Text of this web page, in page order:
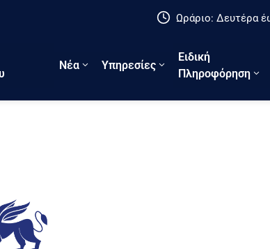
Ωράριο: Δευτέρα
Νέα Υπηρεσίες
Ειδική
Πληροφόρηση